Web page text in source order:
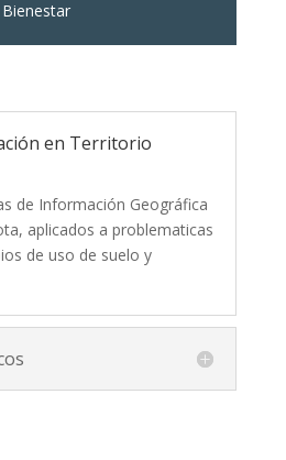
en Territorio
de Información Geográfica
aplicados a problematicas
de uso de suelo y